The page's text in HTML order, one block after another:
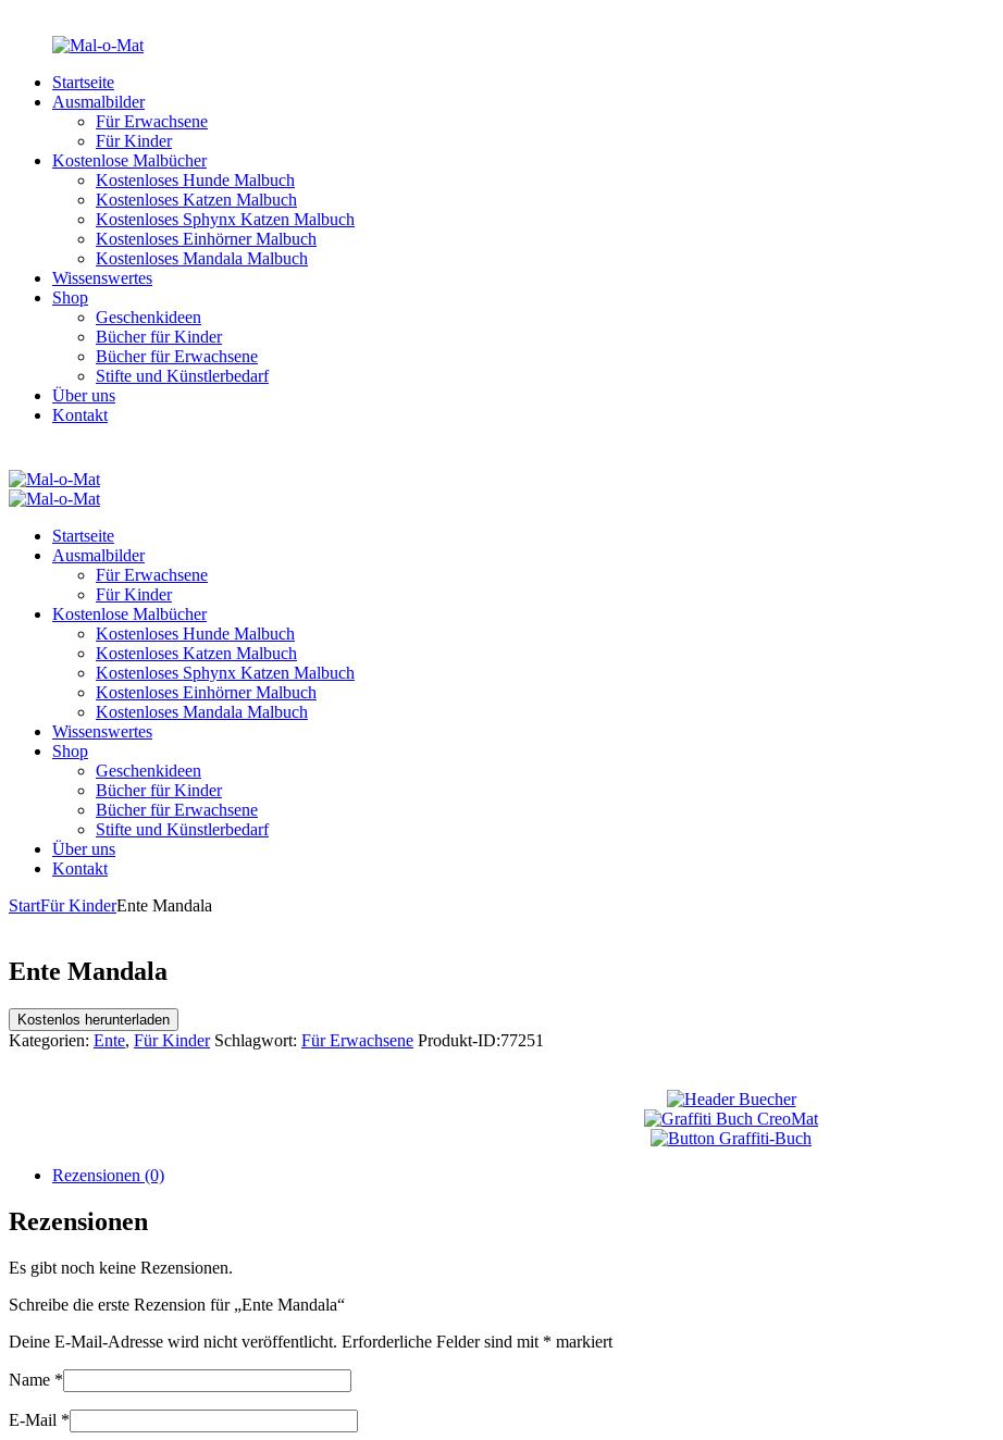
Startseite
Ausmalbilder
Für Erwachsene
Für Kinder
Kostenlose Malbücher
Kostenloses Hunde Malbuch
Kostenloses Katzen Malbuch
Kostenloses Sphynx Katzen Malbuch
Kostenloses Einhörner Malbuch
Kostenloses Mandala Malbuch
Wissenswertes
Shop
Geschenkideen
Bücher für Kinder
Bücher für Erwachsene
Stifte und Künstlerbedarf
Über uns
Kontakt
Startseite
Ausmalbilder
Für Erwachsene
Für Kinder
Kostenlose Malbücher
Kostenloses Hunde Malbuch
Kostenloses Katzen Malbuch
Kostenloses Sphynx Katzen Malbuch
Kostenloses Einhörner Malbuch
Kostenloses Mandala Malbuch
Wissenswertes
Shop
Geschenkideen
Bücher für Kinder
Bücher für Erwachsene
Stifte und Künstlerbedarf
Über uns
Kontakt
StartFür KinderEnte Mandala
Ente Mandala
Kostenlos herunterladen
Kategorien: Ente, Für Kinder Schlagwort: Für Erwachsene Produkt-ID:77251
Rezensionen (0)
Rezensionen
Es gibt noch keine Rezensionen.
Schreibe die erste Rezension für „Ente Mandala“
Deine E-Mail-Adresse wird nicht veröffentlicht. Erforderliche Felder sind mit * markiert
Name *
E-Mail *